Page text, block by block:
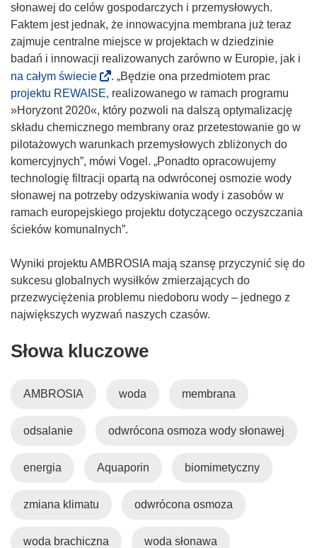
słonawej do celów gospodarczych i przemysłowych.
Faktem jest jednak, że innowacyjna membrana już teraz
zajmuje centralne miejsce w projektach w dziedzinie
badań i innowacji realizowanych zarówno w Europie, jak i
na całym świecie(
o
n
o
ś
n
i
k
o
w
o
r
z
s
y
o
. „Będzie ona przedmiotem prac
projektu REWAISE, realizowanego w ramach programu
»Horyzont 2020«, który pozwoli na dalszą optymalizację
składu chemicznego membrany oraz przetestowanie go w
pilotażowych warunkach przemysłowych zbliżonych do
komercyjnych”, mówi Vogel. „Ponadto opracowujemy
technologię filtracji opartą na odwróconej osmozie wody
słonawej na potrzeby odzyskiwania wody i zasobów w
ramach europejskiego projektu dotyczącego oczyszczania
ścieków komunalnych”.
Wyniki projektu AMBROSIA mają szansę przyczynić się do
sukcesu globalnych wysiłków zmierzających do
przezwyciężenia problemu niedoboru wody – jednego z
największych wyzwań naszych czasów.
Słowa kluczowe
AMBROSIA woda membrana
odsalanie odwrócona osmoza wody słonawej
energia Aquaporin biomimetyczny
zmiana klimatu odwrócona osmoza
woda brachiczna woda słonawa